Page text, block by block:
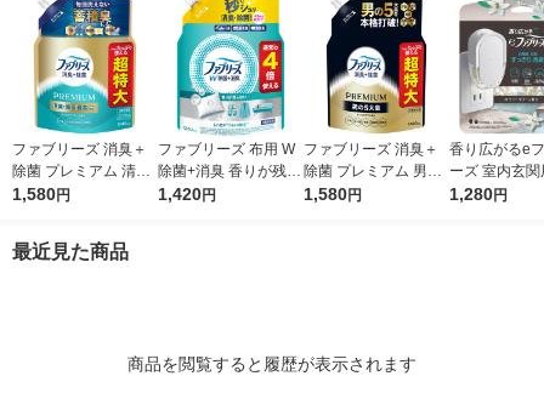
ファブリーズ 消臭＋
除菌 プレミアム 清潔
なランドリーの香り
同会社
1,580円
ファブリーズ 布用 W
除菌+消臭 香りが残ら
ない 詰め替え 特大 12
1,420円
ファブリーズ 消臭＋
除菌 プレミアム 男の
5大臭クールアクア 詰
1,580円
香り広がるe
ーズ 室内玄
芳香剤 ホワ
1,280円
最近見た商品
商品を閲覧すると履歴が表示されます